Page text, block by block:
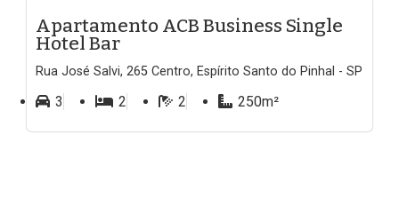
Apartamento ACB Business Single
Hotel Bar
Rua José Salvi, 265 Centro, Espírito Santo do Pinhal - SP
3 2 2 250m²